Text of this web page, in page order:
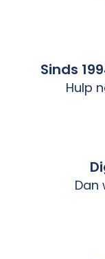
Sinds
Hulp
Dan